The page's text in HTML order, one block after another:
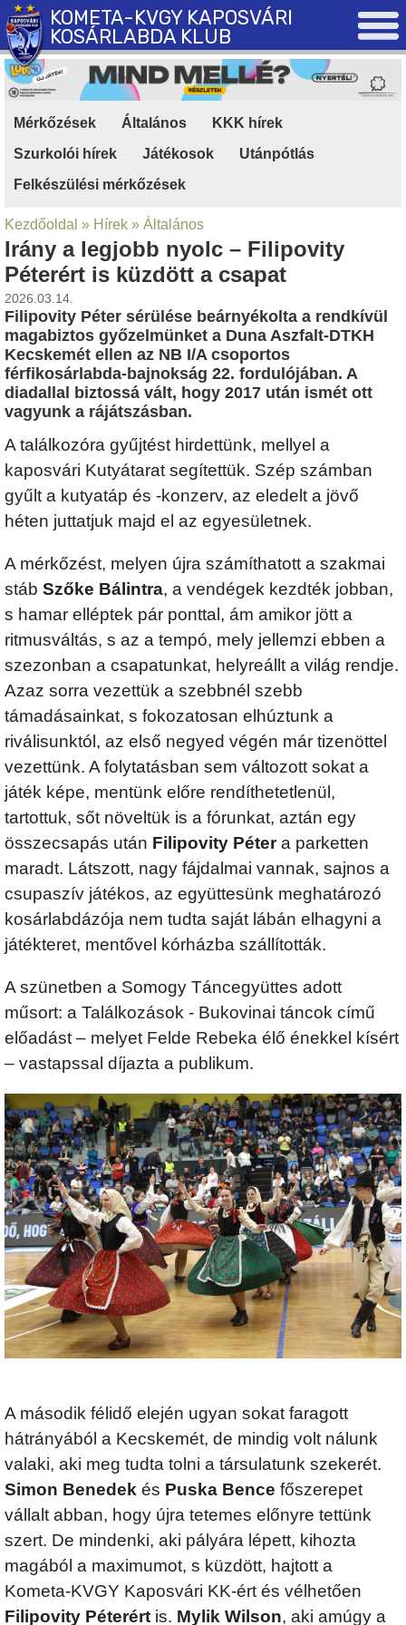
KOMETA-KVGY KAPOSVÁRI
KOSÁRLABDA KLUB
Mérkőzések Általános KKK hírek
Szurkolói hírek
Játékosok Utánpótlás
Felkészülési mérkőzések
Kezdőoldal » Hírek » Általános
Irány a legjobb nyolc – Filipovity
Péterért is küzdött a csapat
2026.03.14.
Filipovity Péter sérülése beárnyékolta a rendkívül
magabiztos győzelmünket a Duna Aszfalt-DTKH
Kecskemét ellen az NB I/A csoportos
férfikosárlabda-bajnokság 22. fordulójában. A
diadallal biztossá vált, hogy 2017 után ismét ott
vagyunk a rájátszásban.
A találkozóra gyűjtést hirdettünk, mellyel a
kaposvári Kutyátarat segítettük. Szép számban
gyűlt a kutyatáp és -konzerv, az eledelt a jövő
héten juttatjuk majd el az egyesületnek.
A mérkőzést, melyen újra számíthatott a szakmai
stáb Szőke Bálintra, a vendégek kezdték jobban,
s hamar elléptek pár ponttal, ám amikor jött a
ritmusváltás, s az a tempó, mely jellemzi ebben a
szezonban a csapatunkat, helyreállt a világ rendje.
Azaz sorra vezettük a szebbnél szebb
támadásainkat, s fokozatosan elhúztunk a
riválisunktól, az első negyed végén már tizenöttel
vezettünk. A folytatásban sem változott sokat a
játék képe, mentünk előre rendíthetetlenül,
tartottuk, sőt növeltük is a fórunkat, aztán egy
összecsapás után Filipovity Pétera parketten
maradt. Látszott, nagy fájdalmai vannak, sajnos a
csupaszív játékos, az együttesünk meghatározó
kosárlabdázója nem tudta saját lábán elhagyni a
játékteret, mentővel kórházba szállították.
A szünetben a Somogy Táncegyüttes adott
műsort: a Találkozások - Bukovinai táncok című
előadást – melyet Felde Rebeka élő énekkel kísért
– vastapssal díjazta a publikum.
A második félidő elején ugyan sokat faragott
hátrányából a Kecskemét, de mindig volt nálunk
valaki, aki meg tudta tolni a társulatunk szekerét.
Simon Benedek és Puska Bence főszerepet
vállalt abban, hogy újra tetemes előnyre tettünk
szert. De mindenki, aki pályára lépett, kihozta
magából a maximumot, s küzdött, hajtott a
Kometa-KVGY Kaposvári KK-ért és vélhetően
Filipovity Péterért is. Mylik Wilson, aki amúgy a